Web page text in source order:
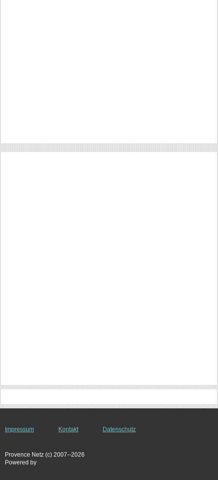
Impressum Kontakt Datenschutz
Provence Netz (c) 2007--2026
Powered by